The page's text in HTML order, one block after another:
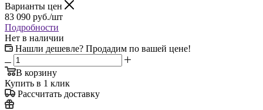
Варианты цен
83 090 руб./шт
Подробности
Нет в наличии
Нашли дешевле? Продадим по вашей цене!
В корзину
Купить в 1 клик
Рассчитать доставку